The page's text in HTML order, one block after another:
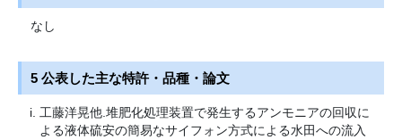
なし
5 公表した主な特許・品種・論文
工藤洋晃他.堆肥化処理装置で発生するアンモニアの回収に
よる液体硫安の簡易なサイフォン方式による水田への流入